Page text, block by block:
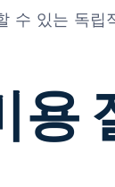
수 있는 독
용